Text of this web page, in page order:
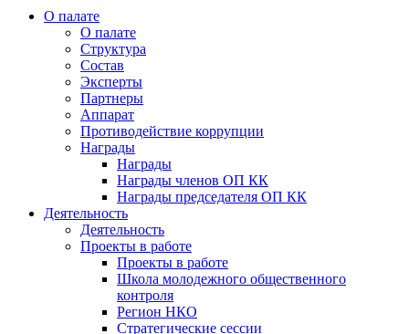
О палате
О палате
Структура
Состав
Эксперты
Партнеры
Аппарат
Противодействие коррупции
Награды
Награды
Награды членов ОП КК
Награды председателя ОП КК
Деятельность
Деятельность
Проекты в работе
Проекты в работе
Школа молодежного общественного
контроля
Регион НКО
Стратегические сессии